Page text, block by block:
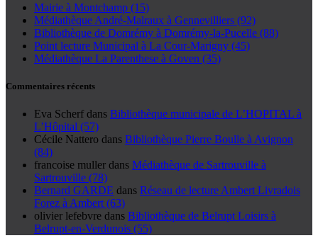
Mairie à Montchamp (15)
Médiathèque André-Malraux à Gennevilliers (92)
Bibliothèque de Domrémy à Domrémy-la-Pucelle (88)
Point lecture Municipal à La Cour-Marigny (45)
Médiathèque La Parenthese à Goven (35)
Commentaires récents
Eva Scherf dans Bibliothèque municipale de L’HOPITAL à
L’Hôpital (57)
Cécile Nattero dans Bibliothèque Pierre Boulle à Avignon
(84)
francoise muller dans Médiathèque de Sartrouville à
Sartrouville (78)
Bernard GARDE dans Réseau de lecture Ambert Livradois
Forez à Ambert (63)
olivier lefebvre dans Bibliothèque de Belrupt Loisirs à
Belrupt-en-Verdunois (55)